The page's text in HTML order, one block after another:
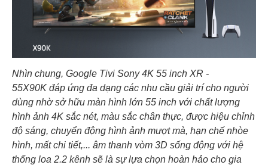
Nhìn chung, Google Tivi Sony 4K 55 inch XR -
55X90K đáp ứng đa dạng các nhu cầu giải trí cho người
dùng nhờ sở hữu màn hình lớn 55 inch với chất lượng
hình ảnh 4K sắc nét, màu sắc chân thực, được hiệu chỉnh
độ sáng, chuyển động hình ảnh mượt mà, hạn chế nhòe
hình, mất chi tiết,... âm thanh vòm 3D sống động với hệ
thống loa 2.2 kênh sẽ là sự lựa chọn hoàn hảo cho gia